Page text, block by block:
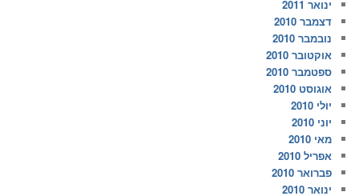
ינואר 2011
דצמבר 2010
נובמבר 2010
אוקטובר 2010
ספטמבר 2010
אוגוסט 2010
יולי 2010
יוני 2010
מאי 2010
אפריל 2010
פברואר 2010
ינואר 2010